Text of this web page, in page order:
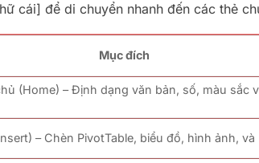
cái] để di chuyển nhanh đến các thẻ
Mục đích
(Home) – Định dạng văn bản, số, màu sắc
– Chèn PivotTable, biểu đồ, hình ảnh,